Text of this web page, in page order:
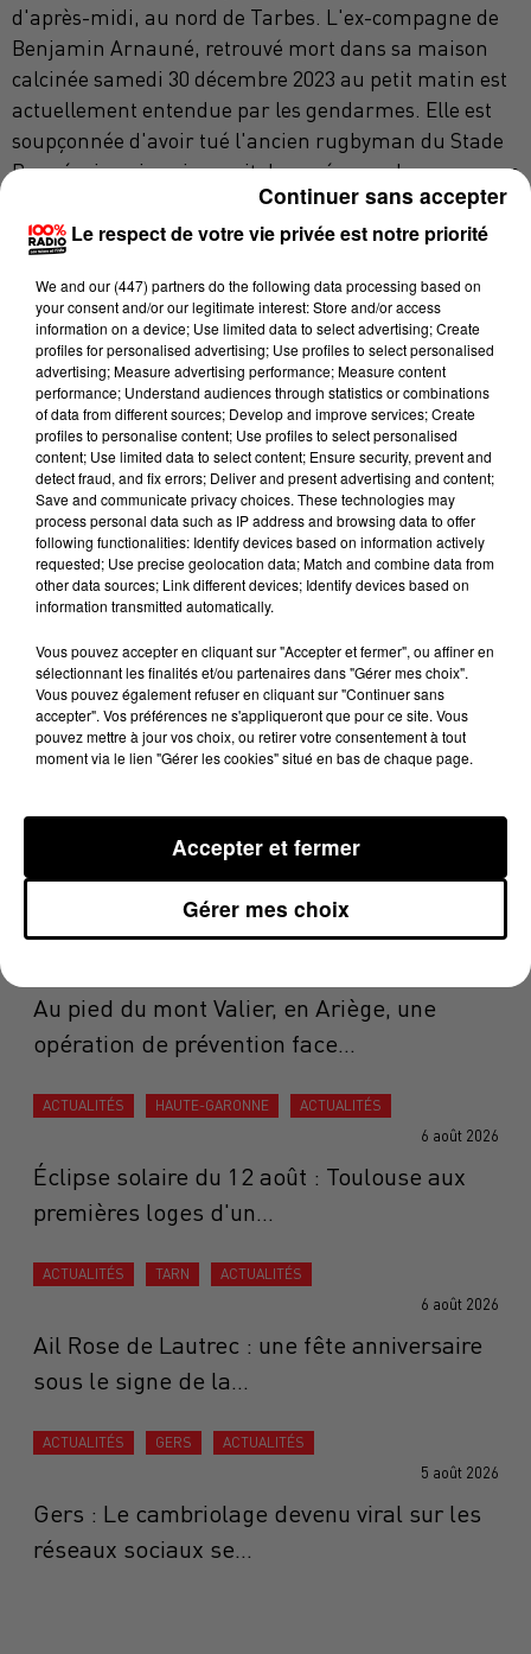
d'après-midi, au nord de Tarbes. L'ex-compagne de
Benjamin Arnauné, retrouvé mort dans sa maison
calcinée samedi 30 décembre 2023 au petit matin est
actuellement entendue par les gendarmes. Elle est
soupçonnée d'avoir tué l'ancien rugbyman du Stade
Bagnérais qui envisageait de se séparer. Le procureur
de la République de Pau, Rodolphe Jarry, nous
confirme le placement en garde à vue de la mise en
patron du parquet béarnais qui a ouvert une
information judiciaire pour assassinat mercredi,
devrait communiquer ultérieurement, "une fois les
premiers éléments consolidés", nous dit-il.
→ASSASSINAT À BAGNÈRES-DE-BIGORRE : UNE
VOISINE AURAIT VU FUIR LA SUSPECTE
DERNIÈRES ACTUALITÉS
ACTUALITÉS OCCITANIE ACTUALITÉS
AQUITAINE
ACTUALITÉS
Une plateforme qui transforme les étangs
en destinations de vacances
ACTUALITÉS AUDE ACTUALITÉS
Un an après le mégafeu, les Corbières de
nouveau confrontées aux...
ACTUALITÉS ARIÈGE ACTUALITÉS
Au pied du mont Valier, en Ariège, une
opération de prévention face...
ACTUALITÉS HAUTE-GARONNE ACTUALITÉS
6 août 2026
Éclipse solaire du 12 août : Toulouse aux
premières loges d'un...
ACTUALITÉS TARN ACTUALITÉS
6 août 2026
Ail Rose de Lautrec : une fête anniversaire
sous le signe de la...
ACTUALITÉS GERS ACTUALITÉS
5 août 2026
Gers : Le cambriolage devenu viral sur les
réseaux sociaux se...
Le respect de votre vie privée est notre priorité
We and our (447) partnersdo the following data processing based on
your consent and/or our legitimate interest: Store and/or access
information on a device; Use limited data to select advertising; Create
profiles for personalised advertising; Use profiles to select personalised
advertising; Measure advertising performance; Measure content
performance; Understand audiences through statistics or combinations
of data from different sources; Develop and improve services; Create
profiles to personalise content; Use profiles to select personalised
content; Use limited data to select content; Ensure security, prevent and
detect fraud, and fix errors; Deliver and present advertising and content;
Save and communicate privacy choices. These technologies may
process personal data such as IP address and browsing data to offer
following functionalities: Identify devices based on information actively
requested; Use precise geolocation data; Match and combine data from
other data sources; Link different devices; Identify devices based on
information transmitted automatically.
Vous pouvez accepter en cliquant sur "Accepter et fermer", ou affiner en
sélectionnant les finalités et/ou partenaires dans "Gérer mes choix".
Vous pouvez également refuser en cliquant sur "Continuer sans
accepter". Vos préférences ne s'appliqueront que pour ce site. Vous
pouvez mettre à jour vos choix, ou retirer votre consentement à tout
moment via le lien "Gérer les cookies" situé en bas de chaque page.
Gérer mes choix
Accepter et fermer
Continuer sans accepter